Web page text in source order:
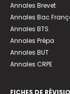
Annales Brevet
Annales Bac
Annales BTS
Annales Prépa
Annales BUT
Annales CRPE
FICHES DE